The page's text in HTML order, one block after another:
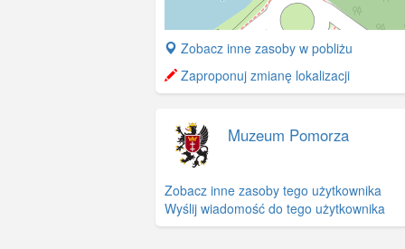
+
−
Zobacz inne zasoby w pobliżu
Zaproponuj zmianę lokalizacji
Muzeum Pomorza
Zobacz inne zasoby tego użytkownika
Wyślij wiadomość do tego użytkownika